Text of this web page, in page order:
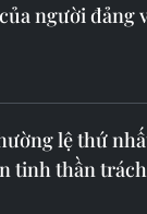
người đảng
lệ thứ
tinh thần trách